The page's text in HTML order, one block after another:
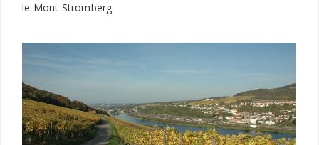
le Mont Stromberg.